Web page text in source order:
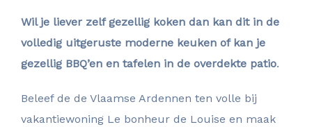
Wil je liever zelf gezellig koken dan kan dit in de
volledig uitgeruste moderne keuken of kan je
gezellig BBQ’en en tafelen in de overdekte patio.
Beleef de de Vlaamse Ardennen ten volle bij
vakantiewoning Le bonheur de Louise en maak